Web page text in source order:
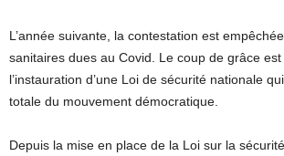
L’année suivante, la contestation est
sanitaires dues au Covid. Le coup de grâce
l’instauration d’une Loi de sécurité nationale
totale du mouvement démocratique.
Depuis la mise en place de la Loi sur la